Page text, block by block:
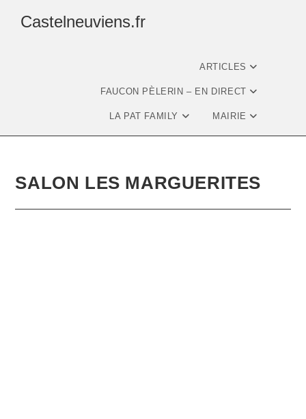
Castelneuviens.fr
ARTICLES
FAUCON PÈLERIN – EN DIRECT
LA PAT FAMILY MAIRIE
SALON LES MARGUERITES